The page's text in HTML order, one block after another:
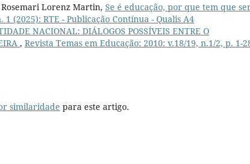
Lorenz Martin, Se é educação, por que tem que
1 (2025): RTE - Publicação Contínua - Qualis A4
NACIONAL: DIÁLOGOS POSSÍVEIS ENTRE O
, Revista Temas em Educação: 2010: v.18/19, n.1/2, p. 1-
similaridade para este artigo.